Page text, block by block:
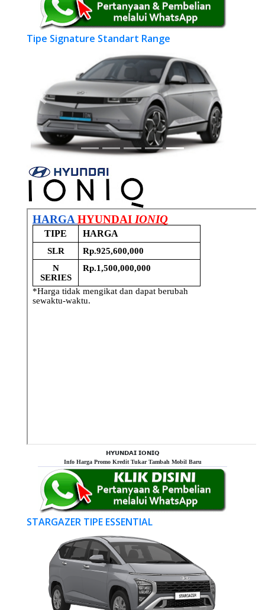
Tipe Signature Standart Range
Previous Next
𝗛𝗬𝗨𝗡𝗗𝗔𝗜 𝗜𝗢𝗡𝗜𝗤
Info Harga Promo Kredit Tukar Tambah Mobil Baru
STARGAZER TIPE ESSENTIAL
Previous